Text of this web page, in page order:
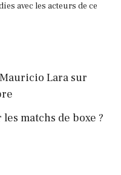
avec les acteurs de ce
Lara sur
matchs de boxe ?